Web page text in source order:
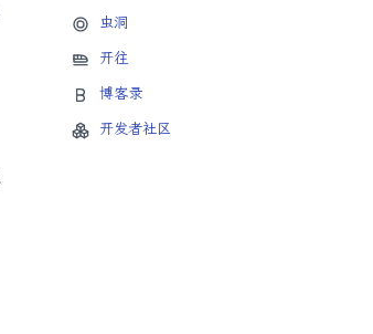
虫洞
开往
博客录
开发者社区